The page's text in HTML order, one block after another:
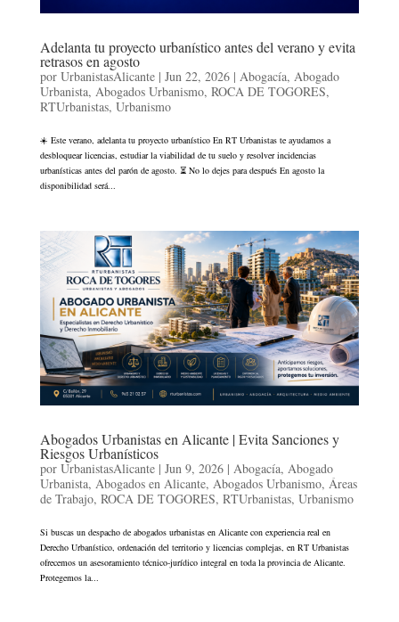
Adelanta tu proyecto urbanístico antes del verano y evita
retrasos en agosto
por UrbanistasAlicante| Jun 22, 2026| Abogacía, Abogado
Urbanista, Abogados Urbanismo, ROCA DE TOGORES,
RTUrbanistas, Urbanismo
☀️ Este verano, adelanta tu proyecto urbanístico En RT Urbanistas te ayudamos a
desbloquear licencias, estudiar la viabilidad de tu suelo y resolver incidencias
urbanísticas antes del parón de agosto. ⏳ No lo dejes para después En agosto la
disponibilidad será...
Abogados Urbanistas en Alicante | Evita Sanciones y
Riesgos Urbanísticos
por UrbanistasAlicante| Jun 9, 2026| Abogacía, Abogado
Urbanista, Abogados en Alicante, Abogados Urbanismo, Áreas
de Trabajo, ROCA DE TOGORES, RTUrbanistas, Urbanismo
Si buscas un despacho de abogados urbanistas en Alicante con experiencia real en
Derecho Urbanístico, ordenación del territorio y licencias complejas, en RT Urbanistas
ofrecemos un asesoramiento técnico-jurídico integral en toda la provincia de Alicante.
Protegemos la...